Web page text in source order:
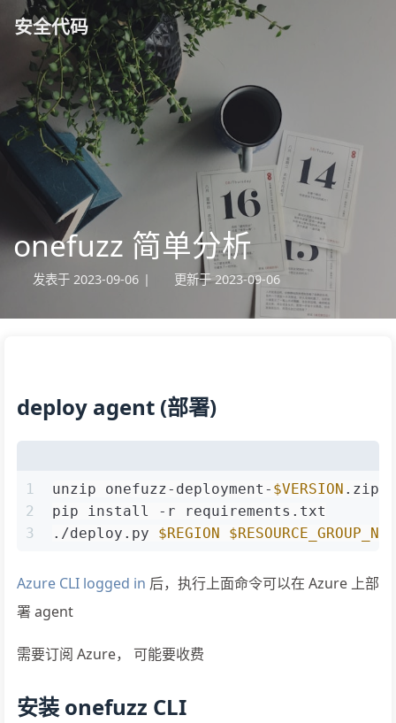
安全代码
onefuzz 简单分析
发表于 2023-09-06 | 更新于 2023-09-06
deploy agent (部署)
1
2
3
unzip onefuzz-deployment- $VERSION .zip
pip install -r requirements.txt
./deploy.py $REGION
Azure CLI logged in 后，执行上面命令可以在 Azure 上部
署 agent
需要订阅 Azure， 可能要收费
安装 onefuzz CLI